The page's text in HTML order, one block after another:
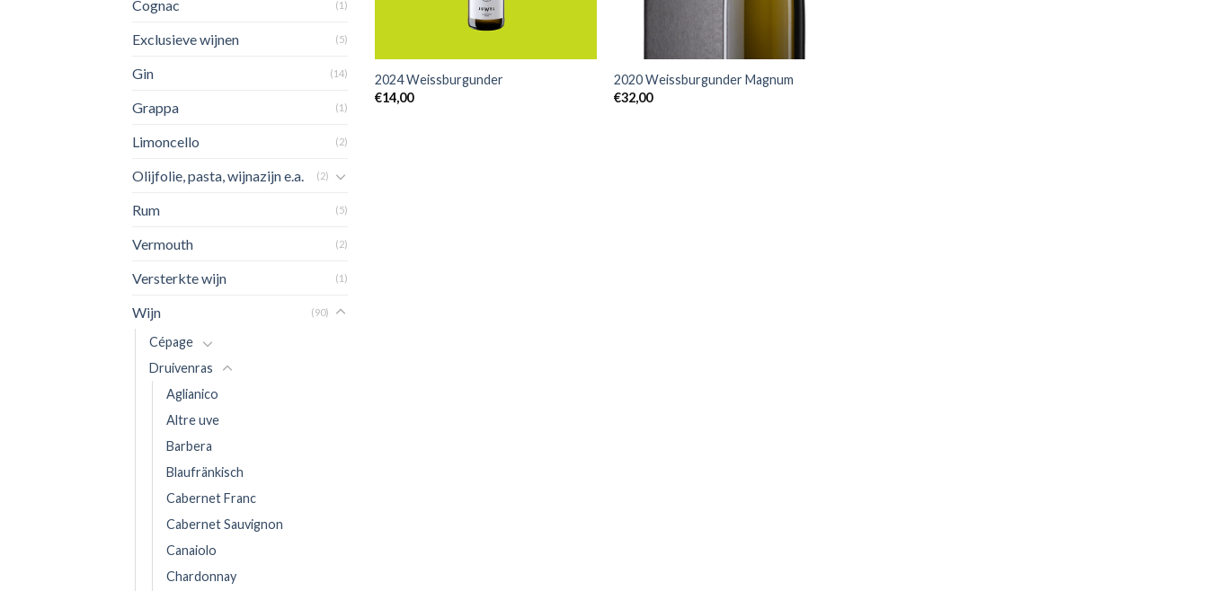
Cognac (1)
Exclusieve wijnen (5)
Gin (14)
Grappa (1)
Limoncello (2)
Olijfolie, pasta, wijnazijn e.a. (2)
Rum (5)
Vermouth (2)
Versterkte wijn (1)
Wijn (90)
Cépage
Druivenras
Aglianico
Altre uve
Barbera
Blaufränkisch
Cabernet Franc
Cabernet Sauvignon
Canaiolo
Chardonnay
2024 Weissburgunder
€14,00
2020 Weissburgunder Magnum
€32,00